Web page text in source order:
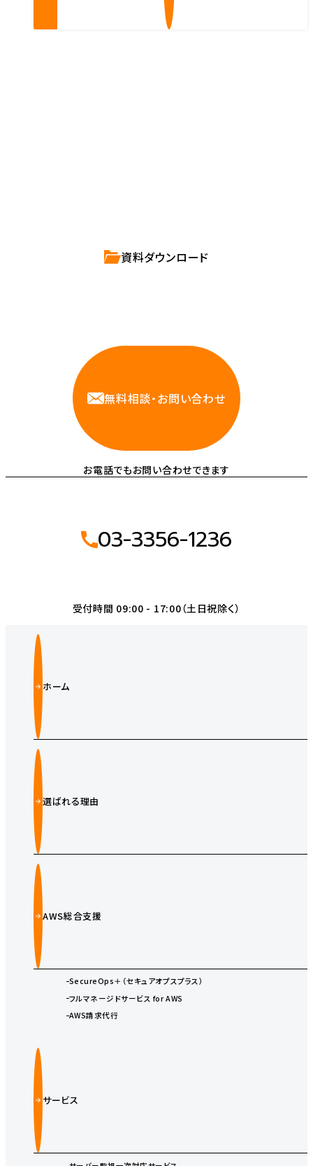
資料ダウンロード
無料相談・お問い合わせ
お電話でもお問い合わせできます
03-3356-1236
受付時間 09:00 - 17:00（土日祝除く）
ホーム
選ばれる理由
AWS総合支援
SecureOps＋（セキュアオプスプラス）
フルマネージドサービス for AWS
AWS請求代行
サービス